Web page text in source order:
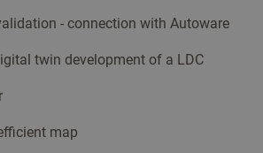
- connection with Autoware
twin development of a LDC
map